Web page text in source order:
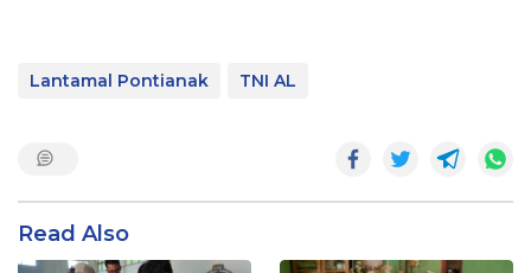
Lantamal Pontianak TNI AL
Read Also